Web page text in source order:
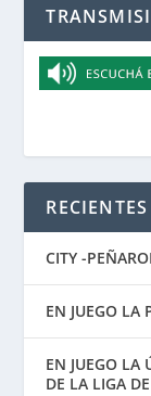
RECIENTES
CITY -
EN JUEGO LA
EN JUEGO LA
DE LA LIGA